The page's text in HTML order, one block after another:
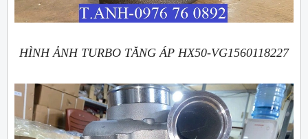
HÌNH ẢNH TURBO TĂNG ÁP HX50-VG1560118227